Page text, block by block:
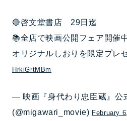
🔴啓文堂書店 29日迄
📚全店で映画公開フェア開催
オリジナルしおりを限定プレ
HrkiGrtMBm
— 映画『身代わり忠臣蔵』公
(@migawari_movie) February